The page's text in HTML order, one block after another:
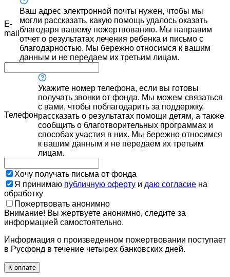
E-
mail
Ваш адрес электронной почты нужен, чтобы мы
могли рассказать, какую помощь удалось оказать
благодаря вашему пожертвованию. Мы направим
отчет о результатах лечения ребенка и письмо с
благодарностью. Мы бережно относимся к вашим
данным и не передаем их третьим лицам.
Телефон
Укажите номер телефона, если вы готовы
получать звонки от фонда. Мы можем связаться
с вами, чтобы поблагодарить за поддержку,
рассказать о результатах помощи детям, а также
сообщить о благотворительных программах и
способах участия в них. Мы бережно относимся
к вашим данным и не передаем их третьим
лицам.
Хочу получать письма от фонда
Я принимаю публичную оферту и даю согласие на
обработку
Пожертвовать анонимно
Внимание! Вы жертвуете анонимно, следите за
информацией самостоятельно.
Информация о произведенном пожертвовании поступает
в Русфонд в течение четырех банковских дней.
К оплате